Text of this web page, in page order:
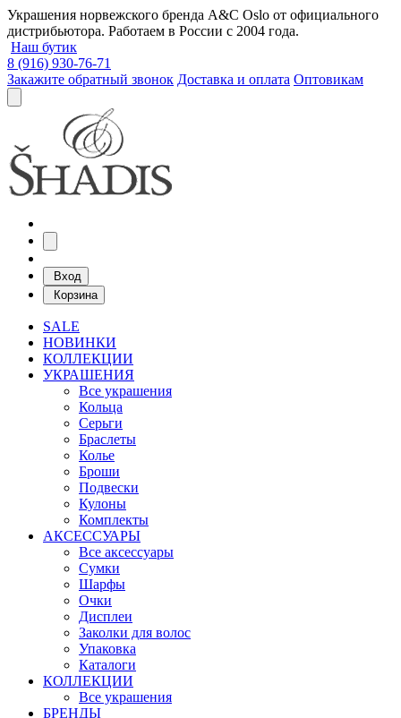
Украшения норвежского бренда A&C Oslo от официального
дистрибьютора. Работаем в России с 2004 года.
Наш бутик
8 (916) 930-76-71
Закажите обратный звонок Доставка и оплата Оптовикам
Вход
Корзина
SALE
НОВИНКИ
КОЛЛЕКЦИИ
УКРАШЕНИЯ
Все украшения
Кольца
Серьги
Браслеты
Колье
Броши
Подвески
Кулоны
Комплекты
АКСЕССУАРЫ
Все аксессуары
Сумки
Шарфы
Очки
Дисплеи
Заколки для волос
Упаковка
Каталоги
КОЛЛЕКЦИИ
Все украшения
БРЕНДЫ